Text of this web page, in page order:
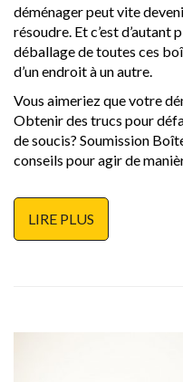
déménager peut vite
résoudre. Et c’est d’autant
déballage de toutes ces
d’un endroit à un autre.
Vous aimeriez que votre
Obtenir des trucs pour
de soucis? Soumission
conseils pour agir de
LIRE PLUS